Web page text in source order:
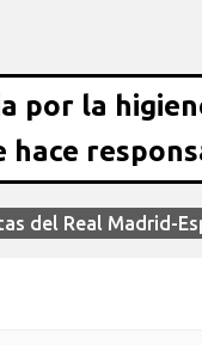
por la
hace
del Real Madrid-